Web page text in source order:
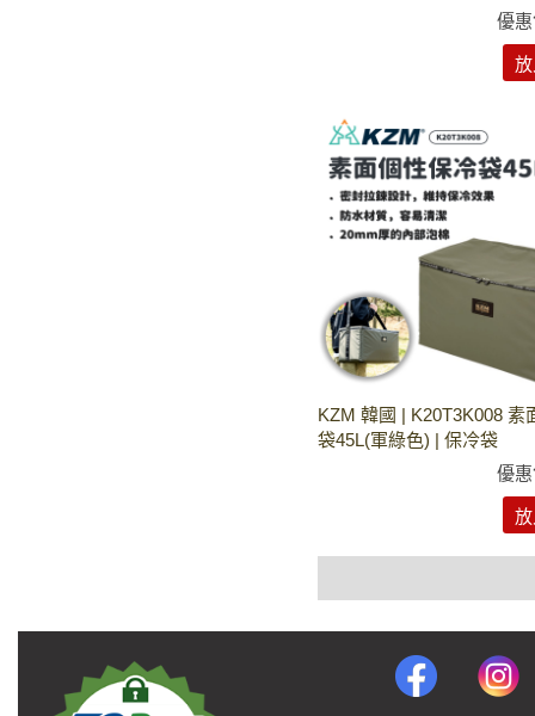
優
KZM 韓國 | K20T3K008 素
袋45L(軍綠色) | 保冷袋
優